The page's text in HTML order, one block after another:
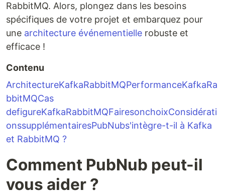
RabbitMQ. Alors, plongez dans les besoins
spécifiques de votre projet et embarquez pour
une architecture événementielle robuste et
efficace !
Contenu
ArchitectureKafkaRabbitMQPerformanceKafkaRa
bbitMQCas
defigureKafkaRabbitMQFairesonchoixConsidérati
onssupplémentairesPubNubs'intègre-t-il à Kafka
et RabbitMQ ?
Comment PubNub peut-il
vous aider ?